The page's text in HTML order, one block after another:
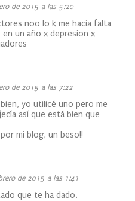
de 2015 a las 5:20
noo lo k me hacia falta
un año x depresion x
de 2015 a las 7:22
yo utilicé uno pero me
así que está bien que
mi blog, un beso!!
de 2015 a las 1:41
que te ha dado.